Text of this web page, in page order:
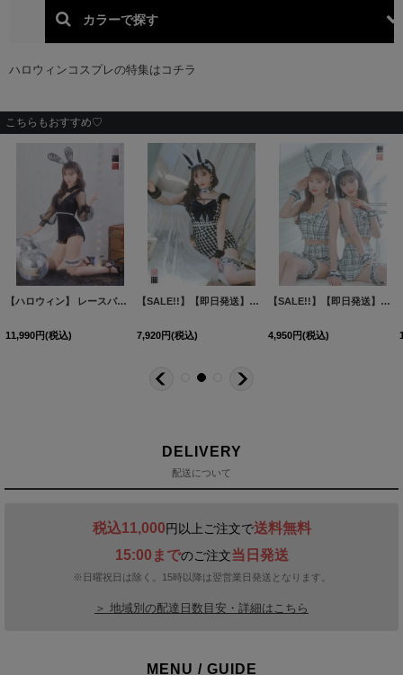
こちらもおすすめ♡
yn-dzw-23RC-1 [HW-083-yn-dzw-23RC-1]
[HW-056-yn-dzw-23RC-1] [HW-011-yn-
【SALE!!】【即日発送】【ハロウィン】ツイードバニーセットアップ（パンツ&スカートタイプ）【コスプレ6点セット】 【XS-Mサイズ/2カラー】[HC03] 【即日発送】【ハロウィン】パールチェーンレースバニーガール【コスプレ7点セット】【S-Lサイズ/3カラー】[HC03]
14,960
【SALE!!】【即日発送】【ハロウィン】パールレースキャットセットアップ【コスプレ6点セット】【XS-Mサイズ/2カラー】[HC03]
11,980 8,910
DELIVERY
配送について
税込11,000円以上ご注文で送料無料
15:00までのご注文当日発送
※日曜祝日は除く。15時以降は翌営業日発送となります。
＞ 地域別の配達日数目安・詳細はこちら
MENU / GUIDE